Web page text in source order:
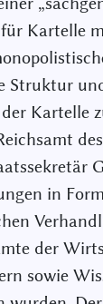
Kartelle
Struktur
Kartelle
in
der
sowie